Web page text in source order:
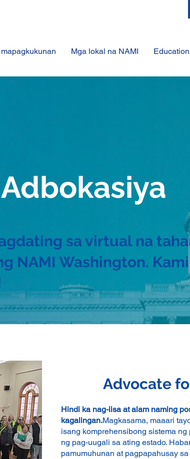
Mga lokal na NAMI Education
Advocate
Hindi ka nag-iisa at alam naming
kagalingan.Magkasama, maaari
isang komprehensibong sistema
ng pag-uugali sa ating estado.
pamumuhunan at pagpapahusay
sa virtual na
NAMI Washington.